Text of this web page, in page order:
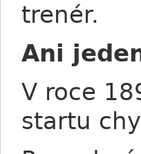
trenér.
Ani
V roce
startu